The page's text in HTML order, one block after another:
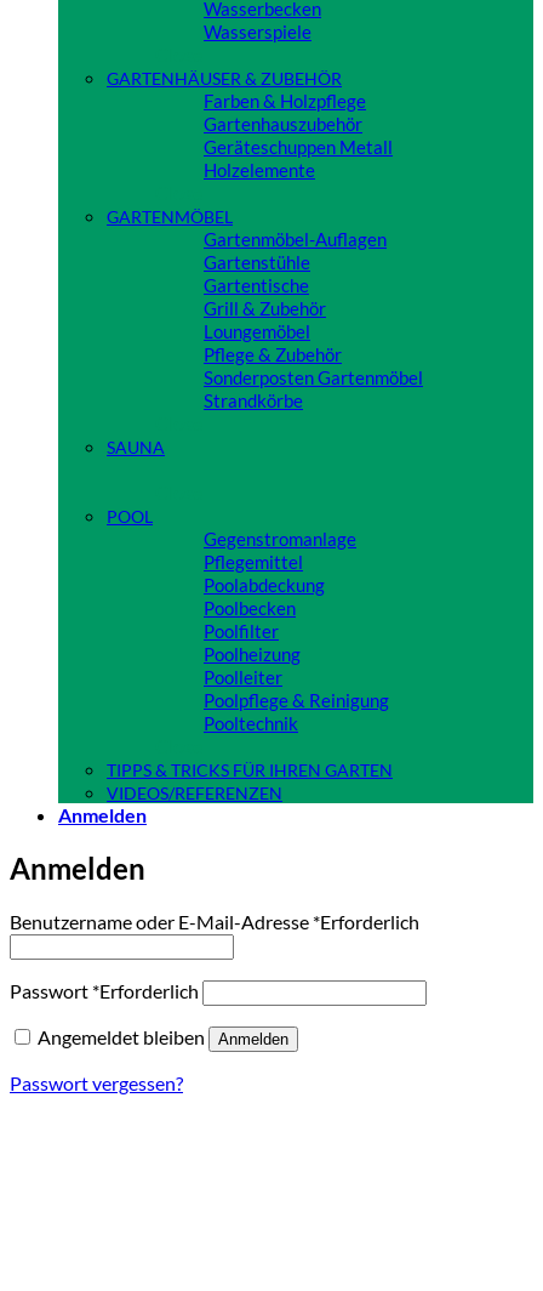
Wasserbecken
Wasserspiele
GARTENHÄUSER & ZUBEHÖR
Farben & Holzpflege
Gartenhauszubehör
Geräteschuppen Metall
Holzelemente
GARTENMÖBEL
Gartenmöbel-Auflagen
Gartenstühle
Gartentische
Grill & Zubehör
Loungemöbel
Pflege & Zubehör
Sonderposten Gartenmöbel
Strandkörbe
SAUNA
POOL
Gegenstromanlage
Pflegemittel
Poolabdeckung
Poolbecken
Poolfilter
Poolheizung
Poolleiter
Poolpflege & Reinigung
Pooltechnik
TIPPS & TRICKS FÜR IHREN GARTEN
VIDEOS/REFERENZEN
Anmelden
Anmelden
Benutzername oder E-Mail-Adresse *Erforderlich
Passwort *Erforderlich
Angemeldet bleiben
Anmelden
Passwort vergessen?